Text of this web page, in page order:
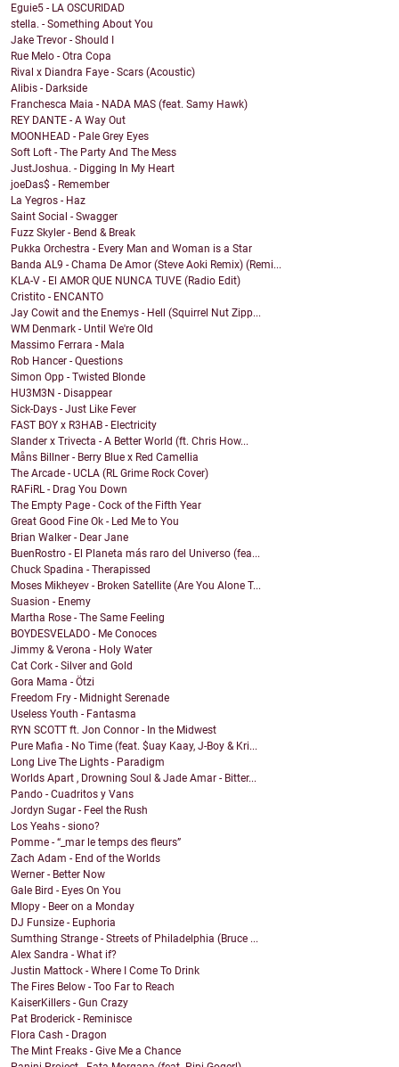
Eguie5 - LA OSCURIDAD
stella. - Something About You
Jake Trevor - Should I
Rue Melo - Otra Copa
Rival x Diandra Faye - Scars (Acoustic)
Alibis - Darkside
Franchesca Maia - NADA MAS (feat. Samy Hawk)
REY DANTE - A Way Out
MOONHEAD - Pale Grey Eyes
Soft Loft - The Party And The Mess
JustJoshua. - Digging In My Heart
joeDas$ - Remember
La Yegros - Haz
Saint Social - Swagger
Fuzz Skyler - Bend & Break
Pukka Orchestra - Every Man and Woman is a Star
Banda AL9 - Chama De Amor (Steve Aoki Remix) (Remi...
KLA-V - El AMOR QUE NUNCA TUVE (Radio Edit)
Cristito - ENCANTO
Jay Cowit and the Enemys - Hell (Squirrel Nut Zipp...
WM Denmark - Until We're Old
Massimo Ferrara - Mala
Rob Hancer - Questions
Simon Opp - Twisted Blonde
HU3M3N - Disappear
Sick-Days - Just Like Fever
FAST BOY x R3HAB - Electricity
Slander x Trivecta - A Better World (ft. Chris How...
Måns Billner - Berry Blue x Red Camellia
The Arcade - UCLA (RL Grime Rock Cover)
RAFiRL - Drag You Down
The Empty Page - Cock of the Fifth Year
Great Good Fine Ok - Led Me to You
Brian Walker - Dear Jane
BuenRostro - El Planeta más raro del Universo (fea...
Chuck Spadina - Therapissed
Moses Mikheyev - Broken Satellite (Are You Alone T...
Suasion - Enemy
Martha Rose - The Same Feeling
BOYDESVELADO - Me Conoces
Jimmy & Verona - Holy Water
Cat Cork - Silver and Gold
Gora Mama - Ötzi
Freedom Fry - Midnight Serenade
Useless Youth - Fantasma
RYN SCOTT ft. Jon Connor - In the Midwest
Pure Mafia - No Time (feat. $uay Kaay, J-Boy & Kri...
Long Live The Lights - Paradigm
Worlds Apart , Drowning Soul & Jade Amar - Bitter...
Pando - Cuadritos y Vans
Jordyn Sugar - Feel the Rush
Los Yeahs - siono?
Pomme - “_mar le temps des fleurs”
Zach Adam - End of the Worlds
Werner - Better Now
Gale Bird - Eyes On You
Mlopy - Beer on a Monday
DJ Funsize - Euphoria
Sumthing Strange - Streets of Philadelphia (Bruce ...
Alex Sandra - What if?
Justin Mattock - Where I Come To Drink
The Fires Below - Too Far to Reach
KaiserKillers - Gun Crazy
Pat Broderick - Reminisce
Flora Cash - Dragon
The Mint Freaks - Give Me a Chance